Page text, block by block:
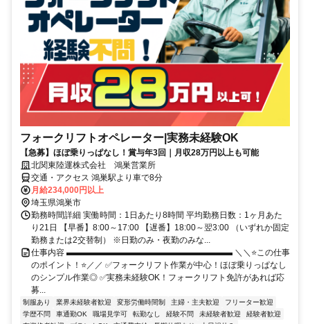
フォークリフトオペレーター|実務未経験OK
【急募】ほぼ乗りっぱなし！賞与年3回｜月収28万円以上も可能
北関東陸運株式会社 鴻巣営業所
交通・アクセス 鴻巣駅より車で8分
月給234,000円以上
埼玉県鴻巣市
勤務時間詳細 実働時間：1日あたり8時間 平均勤務日数：1ヶ月あた
り21日 【早番】8:00～17:00 【遅番】18:00～翌3:00 （いずれか固定
勤務または2交替制） ※日勤のみ・夜勤のみな...
仕事内容 ▬▬▬▬▬▬▬▬▬▬▬▬▬▬▬▬▬▬▬▬ ＼＼⭐この仕事
のポイント！⭐／／ ✅フォークリフト作業が中心！ほぼ乗りっぱなし
のシンプル作業◎ ✅実務未経験OK！フォークリフト免許があれば応
募...
制服あり 業界未経験者歓迎 変形労働時間制 主婦・主夫歓迎
フリーター歓迎
学歴不問
車通勤OK 職場見学可 転勤なし 経験不問 未経験者歓迎
経験者歓迎